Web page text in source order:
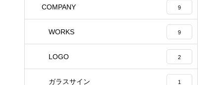
COMPANY 9
WORKS 9
LOGO 2
ガラスサイン 1